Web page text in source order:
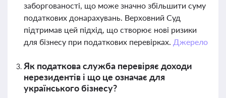
заборгованості, що може значно збільшити суму
податкових донарахувань. Верховний Суд
підтримав цей підхід, що створює нові ризики
для бізнесу при податкових перевірках. Джерело
Як податкова служба перевіряє доходи
нерезидентів і що це означає для
українського бізнесу?